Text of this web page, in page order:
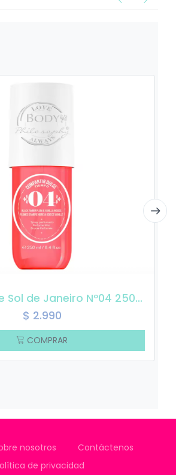
Bruma Dupe Sol de Janeiro Nº04 250ml
$ 2.990
COMPRAR
nosotros
Contáctenos
de privacidad